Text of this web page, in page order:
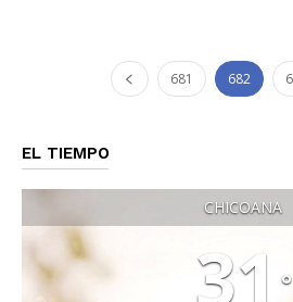
681 682
EL TIEMPO
CHICOANA
31 °